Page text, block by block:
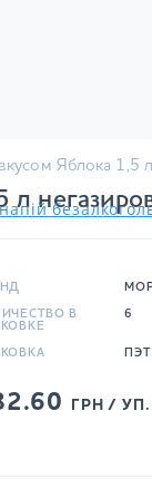
Яблока 1,5
В
6
ПЭТ
ГРН / УП.